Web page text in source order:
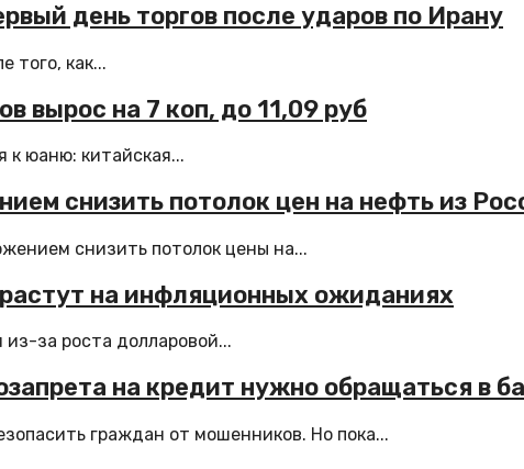
день торгов после ударов по Ирану
того, как...
вырос на 7 коп, до 11,09 руб
к юаню: китайская...
снизить потолок цен на нефть из
снизить потолок цены на...
на инфляционных ожиданиях
за роста долларовой...
на кредит нужно обращаться в
граждан от мошенников. Но пока...